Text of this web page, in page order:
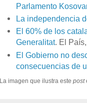
Parlamento
La independencia
El 60% de los
Generalitat. El
El Gobierno no
consecuencias de
La imagen que ilustra este post